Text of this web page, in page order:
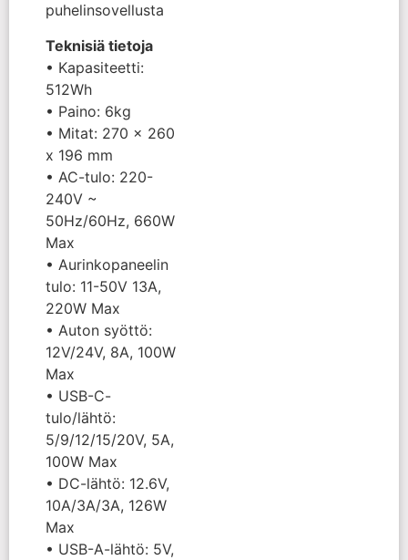
puhelinsovellusta
Teknisiä tietoja
• Kapasiteetti:
512Wh
• Paino: 6kg
• Mitat: 270 x 260
x 196 mm
• AC-tulo: 220-
240V ~
50Hz/60Hz, 660W
Max
• Aurinkopaneelin
tulo: 11-50V 13A,
220W Max
• Auton syöttö:
12V/24V, 8A, 100W
Max
• USB-C-
tulo/lähtö:
5/9/12/15/20V, 5A,
100W Max
• DC-lähtö: 12.6V,
10A/3A/3A, 126W
Max
• USB-A-lähtö: 5V,